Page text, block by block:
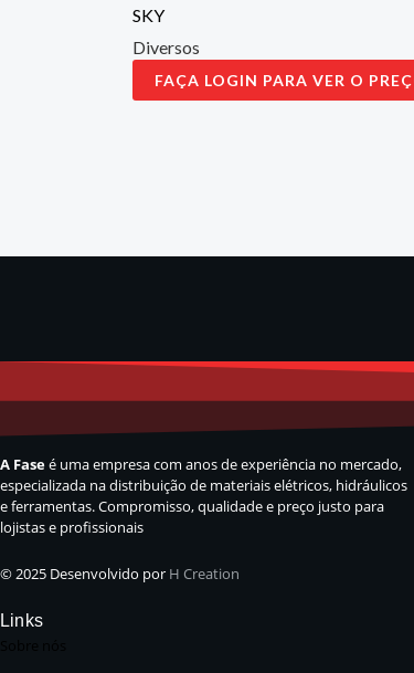
SKY
Diversos
FAÇA LOGIN PARA VER O
A Faseé uma empresa com anos de experiência no mercado,
especializada na distribuição de materiais elétricos, hidráulicos
e ferramentas. Compromisso, qualidade e preço justo para
lojistas e profissionais
© 2025 Desenvolvido por H Creation
Links